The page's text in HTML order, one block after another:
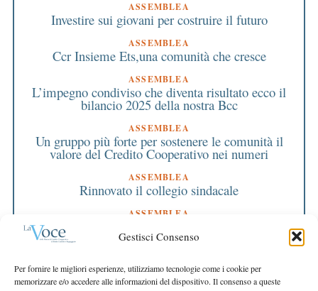
Gestisci Consenso
Per fornire le migliori esperienze, utilizziamo tecnologie come i cookie per
memorizzare e/o accedere alle informazioni del dispositivo. Il consenso a queste
ASSEMBLEA
Investire sui giovani per costruire il futuro
ASSEMBLEA
Ccr Insieme Ets,una comunità che cresce
ASSEMBLEA
L’impegno condiviso che diventa risultato ecco il
bilancio 2025 della nostra Bcc
ASSEMBLEA
Un gruppo più forte per sostenere le comunità il
valore del Credito Cooperativo nei numeri
ASSEMBLEA
Rinnovato il collegio sindacale
ASSEMBLEA
Bilancio approvato all’unanimità e 2 milioni
destinati al territorio
EDITORIALE DIRETTORE
Crescere restando riconoscibili